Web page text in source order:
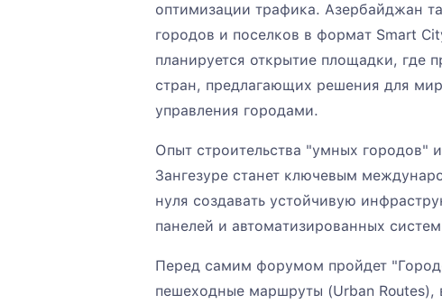
оптимизации трафика. Азербайджан
городов и поселков в формат Smart
планируется открытие площадки, где
стран, предлагающих решения для
управления городами.
Опыт строительства "умных городов"
Зангезуре станет ключевым
нуля создавать устойчивую
панелей и автоматизированных
Перед самим форумом пройдет
пешеходные маршруты (Urban Routes),